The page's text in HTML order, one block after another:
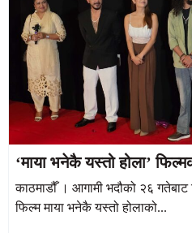
‘माया भनेकै यस्तो होला’
काठमाडौँ । आगामी भदौको २६ गतेबाट
फिल्म माया भनेकै यस्तो होलाको...